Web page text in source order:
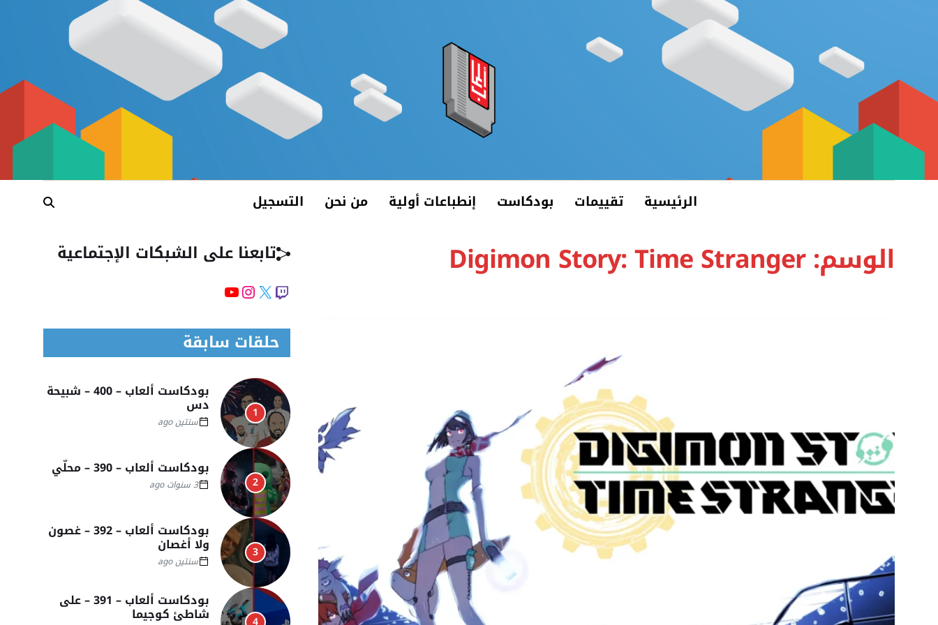
الرئيسية تقييمات بودكاست إنطباعات أولية من نحن التسجيل
الوسم:Digimon Story: Time Stranger تابعنا على الشبكات الإجتماعية
حلقات سابقة
1
بودكاست ألعاب – 400 – شبيحة
دس
سنتين ago
2
بودكاست ألعاب – 390 – محلّي
3 سنوات ago
3
بودكاست ألعاب – 392 – غصون
ولا أغصان
سنتين ago
بودكاست ألعاب – 391 – على
شاطئ كوجيما